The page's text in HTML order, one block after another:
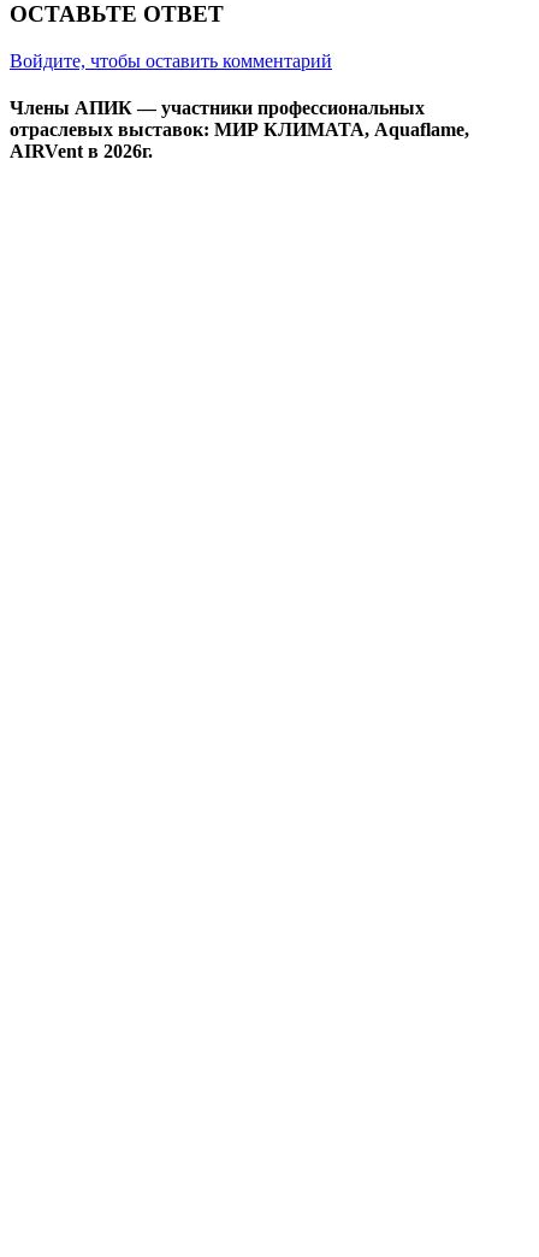
ОСТАВЬТЕ ОТВЕТ
Войдите, чтобы оставить комментарий
Члены АПИК — участники профессиональных
отраслевых выставок: МИР КЛИМАТА, Aquaflame,
AIRVent в 2026г.